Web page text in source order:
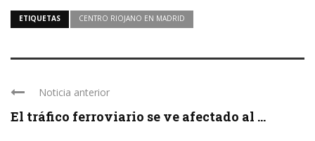
ETIQUETAS CENTRO RIOJANO EN MADRID
Noticia anterior
El tráfico ferroviario se ve afectado al ...